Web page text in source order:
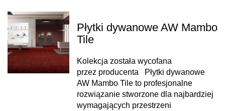
Płytki dywanowe AW Mambo
Tile
Kolekcja została wycofana
przez producenta Płytki dywanowe
AW Mambo Tile to profesjonalne
rozwiązanie stworzone dla najbardziej
wymagających przestrzeni